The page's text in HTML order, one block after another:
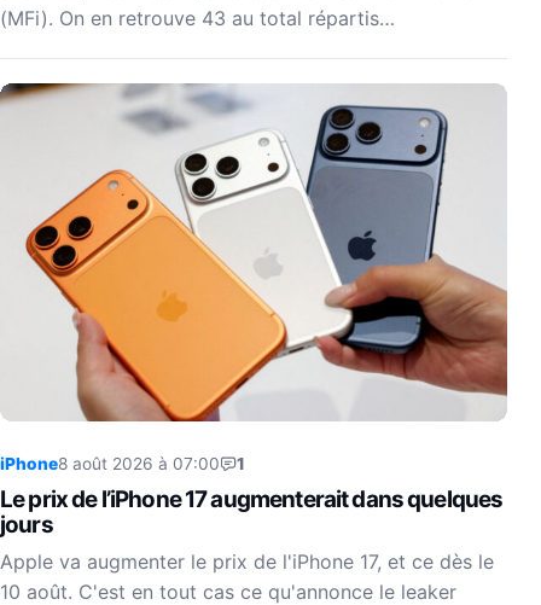
(MFi). On en retrouve 43 au total répartis…
iPhone8 août 2026 à 07:00 1
Le prix de l’iPhone 17 augmenterait dans quelques
jours
Apple va augmenter le prix de l'iPhone 17, et ce dès le
10 août. C'est en tout cas ce qu'annonce le leaker